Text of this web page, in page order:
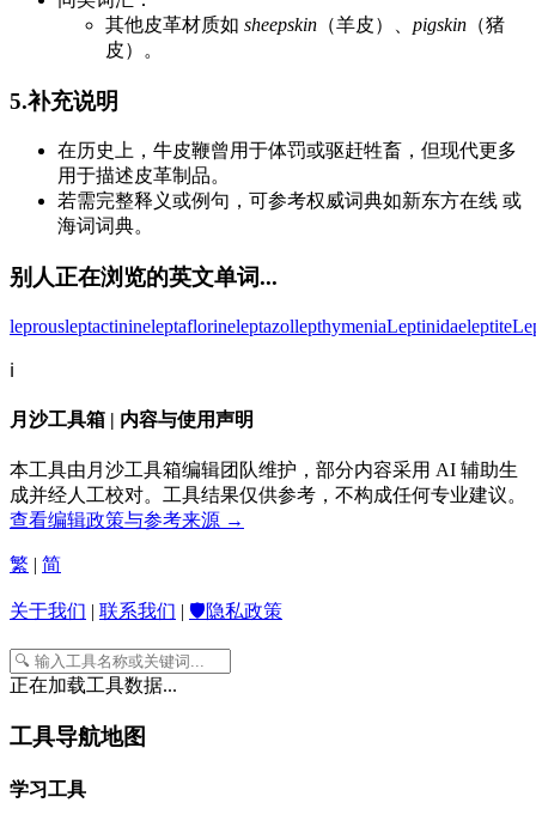
其他皮革材质如 sheepskin （羊皮）、 pigskin （猪
皮）。
5.补充说明
在历史上，牛皮鞭曾用于体罚或驱赶牲畜，但现代更多
用于描述皮革制品。
若需完整释义或例句，可参考权威词典如新东方在线 或
海词词典。
别人正在浏览的英文单词...
leprousleptactinineleptaflorineleptazollepthymeniaLeptinidaeleptite
ℹ️
月沙工具箱 | 内容与使用声明
本工具由月沙工具箱编辑团队维护，部分内容采用 AI 辅助生
成并经人工校对。工具结果仅供参考，不构成任何专业建议。
查看编辑政策与参考来源 →
繁 | 简
关于我们 | 联系我们 | 🛡️隐私政策
正在加载工具数据...
工具导航地图
学习工具